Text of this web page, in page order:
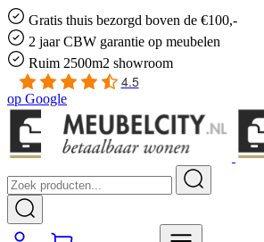
Gratis thuis bezorgd boven de €100,-
2 jaar CBW garantie op meubelen
Ruim 2500m2 showroom
4.5
op Google